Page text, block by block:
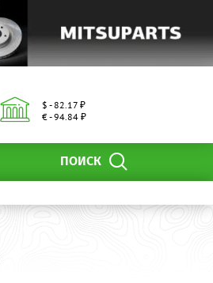
$ - 82.17 ₽
€ - 94.84 ₽
ПОИСК